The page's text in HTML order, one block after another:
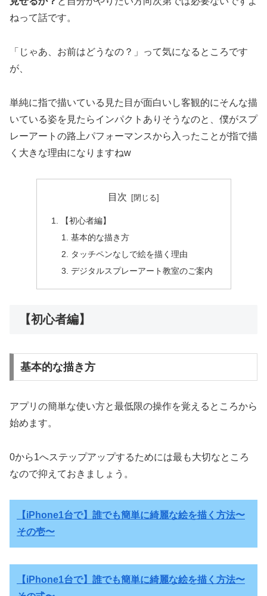
ねって話です。
「じゃあ、お前はどうなの？」って気になるところです
が、
単純に指で描いている見た目が面白いし客観的にそんな描
いている姿を見たらインパクトありそうなのと、僕がスプ
レーアートの路上パフォーマンスから入ったことが指で描
く大きな理由になりますねw
目次
【初心者編】
基本的な描き方
タッチペンなしで絵を描く理由
デジタルスプレーアート教室のご案内
【初心者編】
基本的な描き方
アプリの簡単な使い方と最低限の操作を覚えるところから
始めます。
0から1へステップアップするためには最も大切なところ
なので抑えておきましょう。
【iPhone1台で】誰でも簡単に綺麗な絵を描く方法〜
その壱〜
【iPhone1台で】誰でも簡単に綺麗な絵を描く方法〜